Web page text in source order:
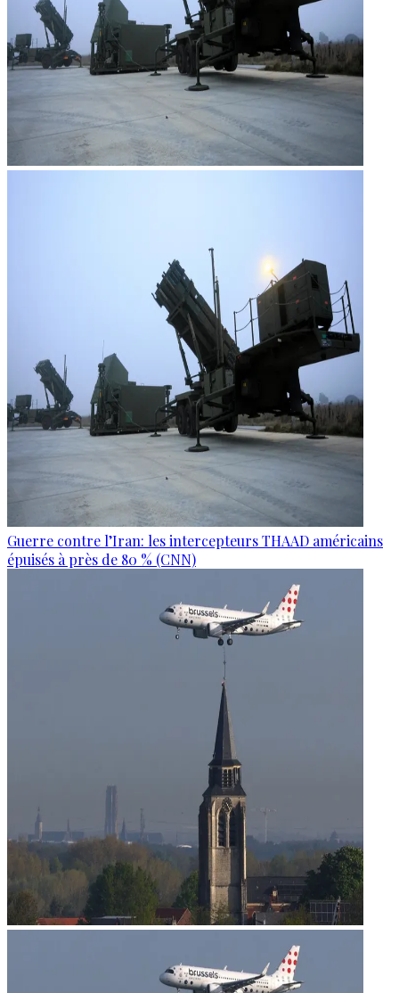
Guerre contre l’Iran: les intercepteurs THAAD américains
épuisés à près de 80 % (CNN)